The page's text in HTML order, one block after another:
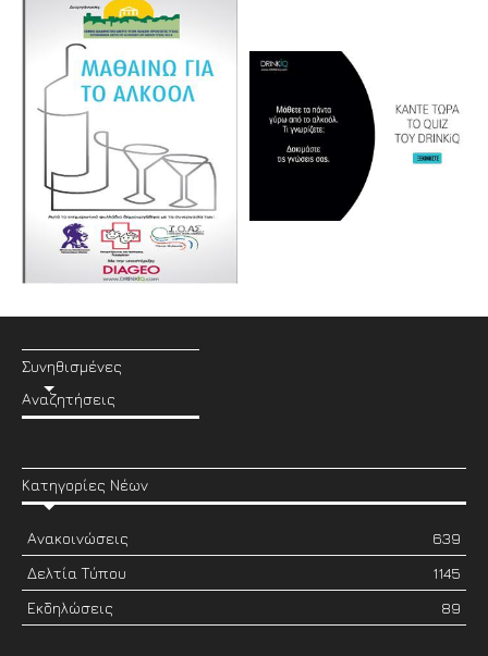
Συνηθισμένες
Αναζητήσεις
Κατηγορίες Νέων
Ανακοινώσεις
639
Δελτία Τύπου
1145
Εκδηλώσεις
89